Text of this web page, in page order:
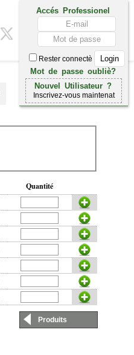
Accés Professionel
Rester connectè
Mot de passe oubliè?
Nouvel Utilisateur ?
Inscrivez-vous maintenat
Quantité
Produits